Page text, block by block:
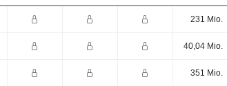
231 Mio.
40,04 Mio.
351 Mio.